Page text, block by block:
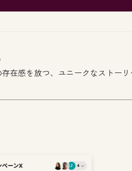
在感を放つ、ユニークなストーリ